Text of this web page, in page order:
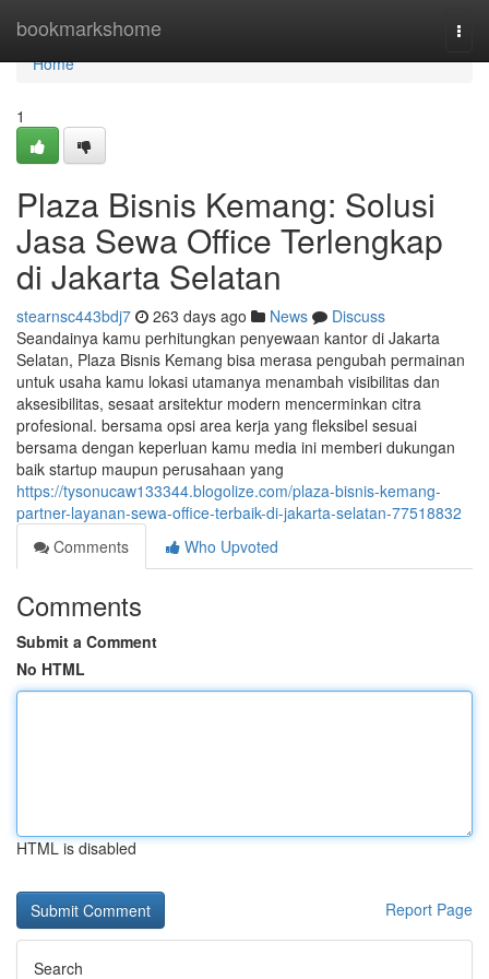
bookmarkshome
Home
Home
1
Plaza Bisnis Kemang: Solusi
Jasa Sewa Office Terlengkap
di Jakarta Selatan
stearnsc443bdj7 263 days ago News
Discuss
Seandainya kamu perhitungkan penyewaan kantor di Jakarta
Selatan, Plaza Bisnis Kemang bisa merasa pengubah permainan
untuk usaha kamu lokasi utamanya menambah visibilitas dan
aksesibilitas, sesaat arsitektur modern mencerminkan citra
profesional. bersama opsi area kerja yang fleksibel sesuai
bersama dengan keperluan kamu media ini memberi dukungan
baik startup maupun perusahaan yang
https://tysonucaw133344.blogolize.com/plaza-bisnis-kemang-
partner-layanan-sewa-office-terbaik-di-jakarta-selatan-77518832
Comments
Who Upvoted
Comments
Submit a Comment
No HTML
HTML is disabled
Report Page
Search